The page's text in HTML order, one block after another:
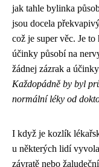
jak tahle bylinka
jsou docela
což je super věc. Je
účinky působí na
žádnej zázrak a
Každopádně by byl
normální léky od
I když je kozlík
u některých lidí
závratě nebo